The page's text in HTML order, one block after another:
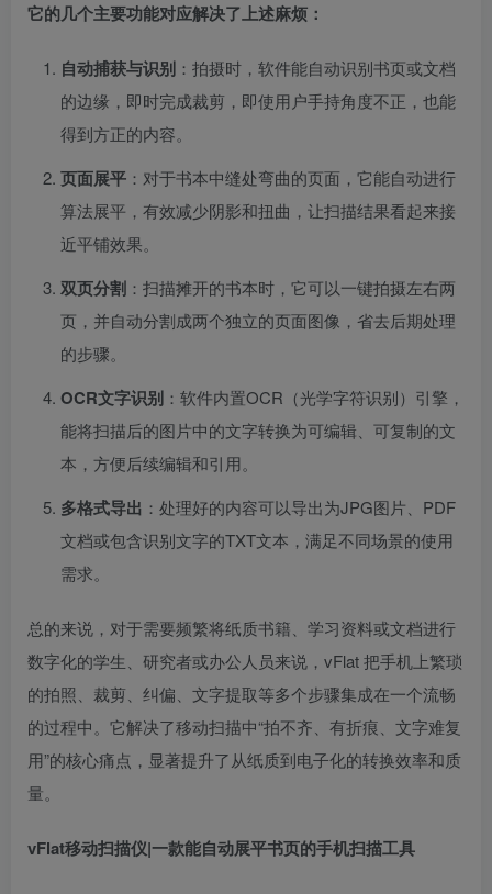
它的几个主要功能对应解决了上述麻烦：
自动捕获与识别 ：拍摄时，软件能自动识别书页或文档
的边缘，即时完成裁剪，即使用户手持角度不正，也能
得到方正的内容。
页面展平 ：对于书本中缝处弯曲的页面，它能自动进行
算法展平，有效减少阴影和扭曲，让扫描结果看起来接
近平铺效果。
双页分割 ：扫描摊开的书本时，它可以一键拍摄左右两
页，并自动分割成两个独立的页面图像，省去后期处理
的步骤。
OCR文字识别 ：软件内置OCR（光学字符识别）引擎，
能将扫描后的图片中的文字转换为可编辑、可复制的文
本，方便后续编辑和引用。
多格式导出 ：处理好的内容可以导出为JPG图片、PDF
文档或包含识别文字的TXT文本，满足不同场景的使用
需求。
总的来说，对于需要频繁将纸质书籍、学习资料或文档进行
数字化的学生、研究者或办公人员来说，vFlat 把手机上繁琐
的拍照、裁剪、纠偏、文字提取等多个步骤集成在一个流畅
的过程中。它解决了移动扫描中“拍不齐、有折痕、文字难复
用”的核心痛点，显著提升了从纸质到电子化的转换效率和质
量。
vFlat移动扫描仪|一款能自动展平书页的手机扫描工具